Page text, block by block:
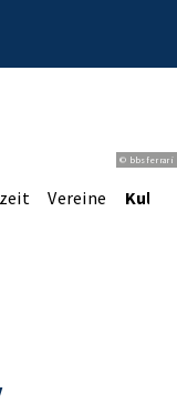
© bbsferrari
Vereine